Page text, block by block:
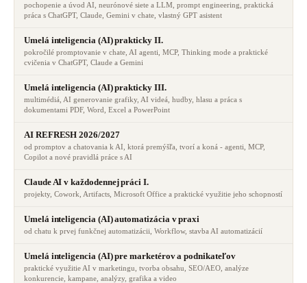
pochopenie a úvod AI, neurónové siete a LLM, prompt engineering, praktická
práca s ChatGPT, Claude, Gemini v chate, vlastný GPT asistent
Umelá inteligencia (AI) prakticky II.
pokročilé promptovanie v chate, AI agenti, MCP, Thinking mode a praktické
cvičenia v ChatGPT, Claude a Gemini
Umelá inteligencia (AI) prakticky III.
multimédiá, AI generovanie grafiky, AI videá, hudby, hlasu a práca s
dokumentami PDF, Word, Excel a PowerPoint
AI REFRESH 2026/2027
od promptov a chatovania k AI, ktorá premýšľa, tvorí a koná - agenti, MCP,
Copilot a nové pravidlá práce s AI
Claude AI v každodennej práci I.
projekty, Cowork, Artifacts, Microsoft Office a praktické využitie jeho schopností
Umelá inteligencia (AI) automatizácia v praxi
od chatu k prvej funkčnej automatizácii, Workflow, stavba AI automatizácií
Umelá inteligencia (AI) pre marketérov a podnikateľov
praktické využitie AI v marketingu, tvorba obsahu, SEO/AEO, analýze
konkurencie, kampane, analýzy, grafika a video